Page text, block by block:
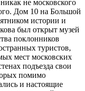
не московского
Дом 10 на Большой
истории и
был открыт музей
поклонников
туристов,
мест московских
подъезда свои
помимо
и настоящие